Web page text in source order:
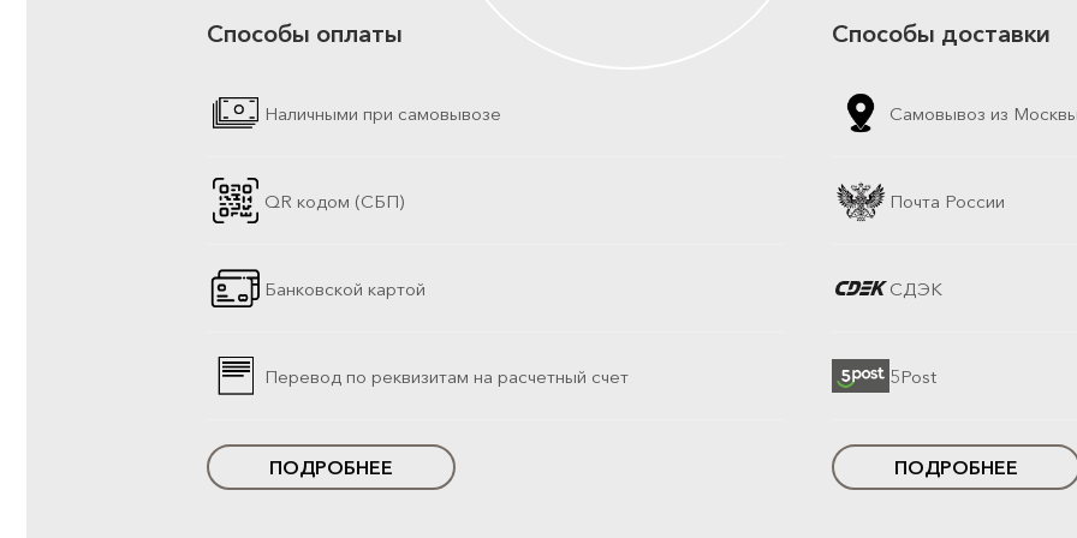
Способы оплаты
Наличными при самовывозе
QR кодом (СБП)
Банковской картой
Перевод по реквизитам на расчетный счет
ПОДРОБНЕЕ
Способы доставки
Самовывоз из
Почта России
СДЭК
5Post
ПОДРОБНЕЕ